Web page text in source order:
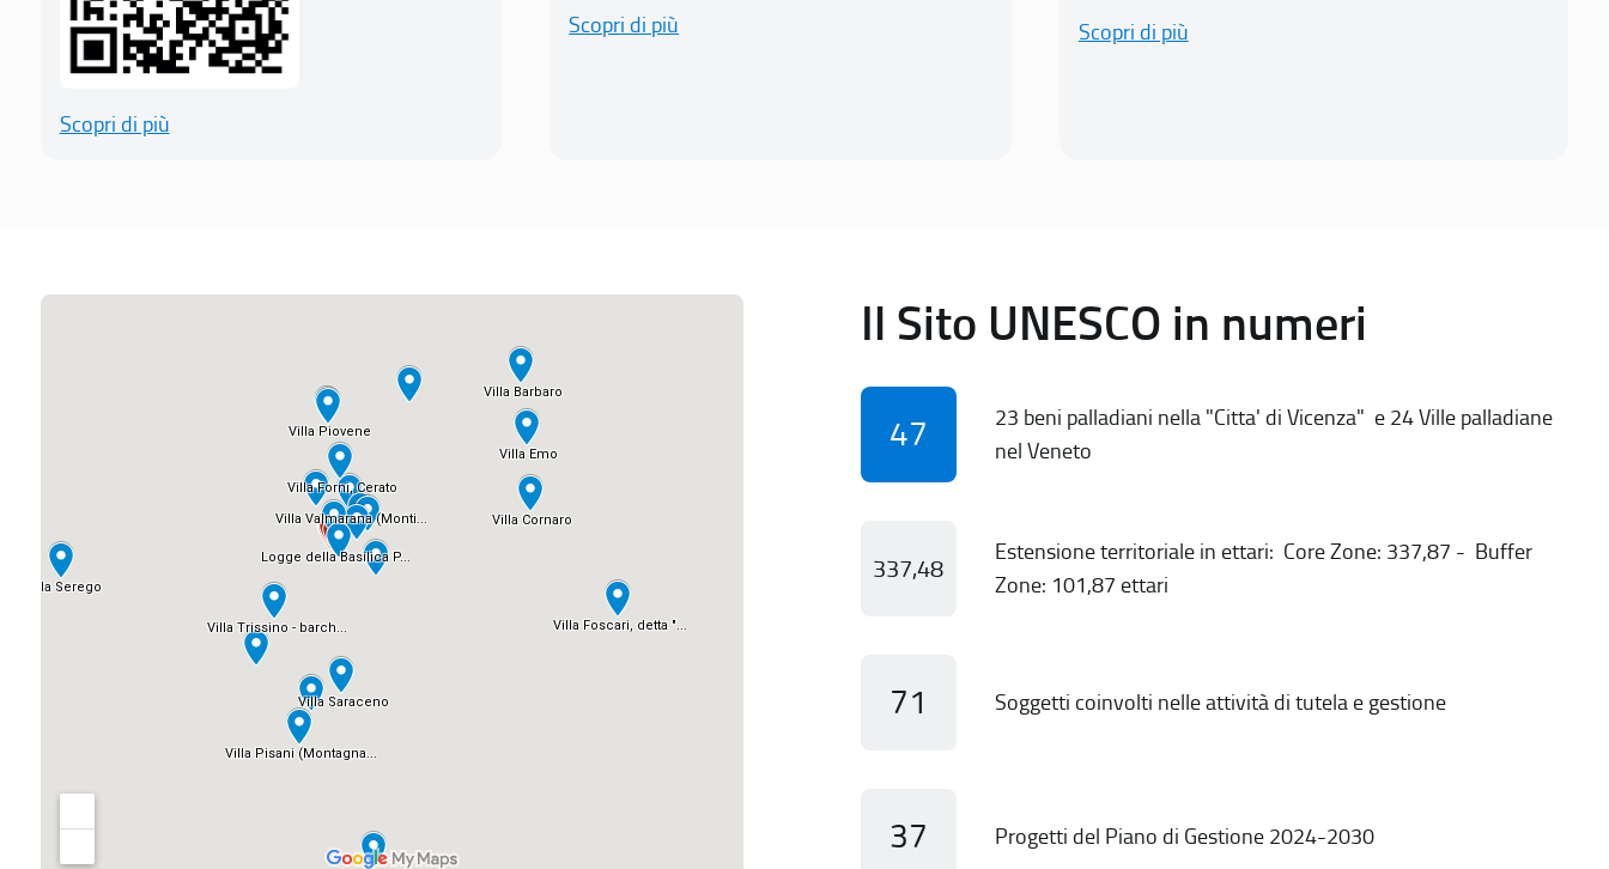
Scopri di più
Scopri di più Scopri di più
Il Sito UNESCO in numeri
47
23 beni palladiani nella "Citta' di Vicenza" e 24 Ville palladiane
nel Veneto
337,48
Estensione territoriale in ettari: Core Zone: 337,87 - Buffer
Zone: 101,87 ettari
71 Soggetti coinvolti nelle attività di tutela e gestione
37 Progetti del Piano di Gestione 2024-2030